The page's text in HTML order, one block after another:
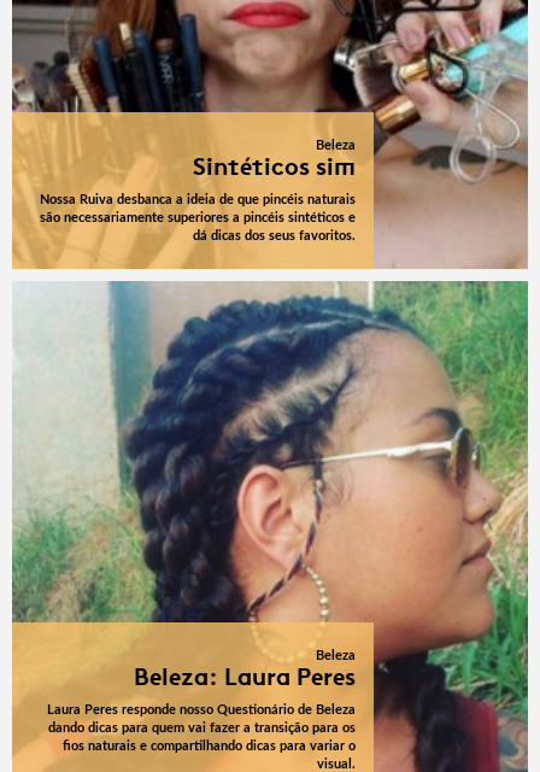
Beleza
Sintéticos sim
Nossa Ruiva desbanca a ideia de que pincéis naturais
são necessariamente superiores a pincéis sintéticos e
dá dicas dos seus favoritos.
Beleza
Beleza: Laura Peres
Laura Peres responde nosso Questionário de Beleza
dando dicas para quem vai fazer a transição para os
fios naturais e compartilhando dicas para variar o
visual.